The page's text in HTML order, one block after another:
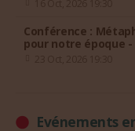
Conférence :
pour notre époque -
Evénements